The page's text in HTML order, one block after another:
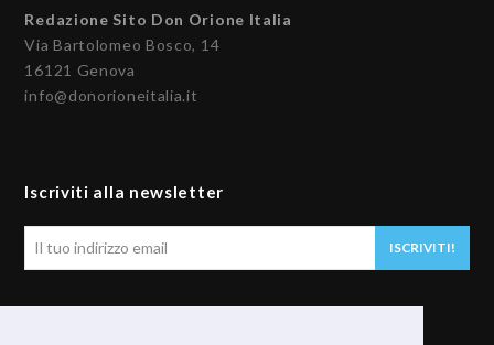
Redazione Sito Don Orione Italia
Via Bartolomeo Bosco, 14
16121 Genova
info@donorioneitalia.it
Iscriviti alla newsletter
ISCRIVITI!